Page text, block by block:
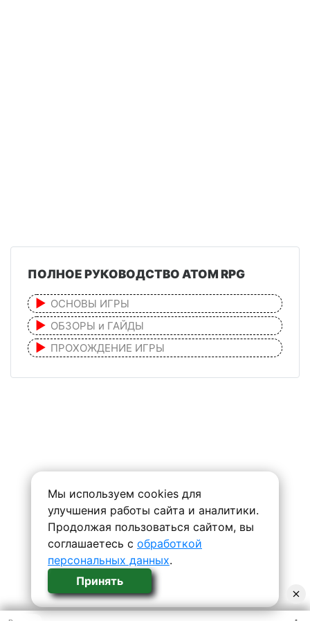
Мы используем cookies для
улучшения работы сайта и аналитики.
Продолжая пользоваться сайтом, вы
соглашаетесь с обработкой
персональных данных.
Принять
ПОЛНОЕ РУКОВОДСТВО ATOM RPG
ОСНОВЫ ИГРЫ
ОБЗОРЫ и ГАЙДЫ
ПРОХОЖДЕНИЕ ИГРЫ